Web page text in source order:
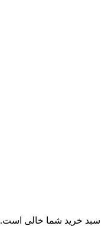
سبد خرید شما خالی است.